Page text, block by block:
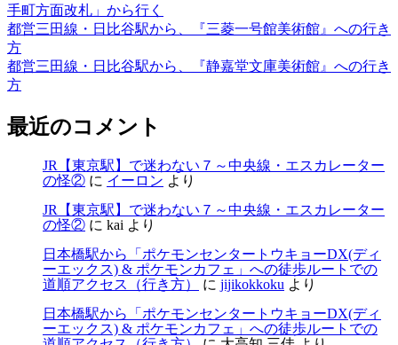
手町方面改札」から行く
都営三田線・日比谷駅から、『三菱一号館美術館』への行き
方
都営三田線・日比谷駅から、『静嘉堂文庫美術館』への行き
方
最近のコメント
JR【東京駅】で迷わない７～中央線・エスカレーター
の怪② に イーロン より
JR【東京駅】で迷わない７～中央線・エスカレーター
の怪② に kai より
日本橋駅から「ポケモンセンタートウキョーDX(ディ
ーエックス) & ポケモンカフェ」への徒歩ルートでの
道順アクセス（行き方）
に jijikokkoku より
日本橋駅から「ポケモンセンタートウキョーDX(ディ
ーエックス) & ポケモンカフェ」への徒歩ルートでの